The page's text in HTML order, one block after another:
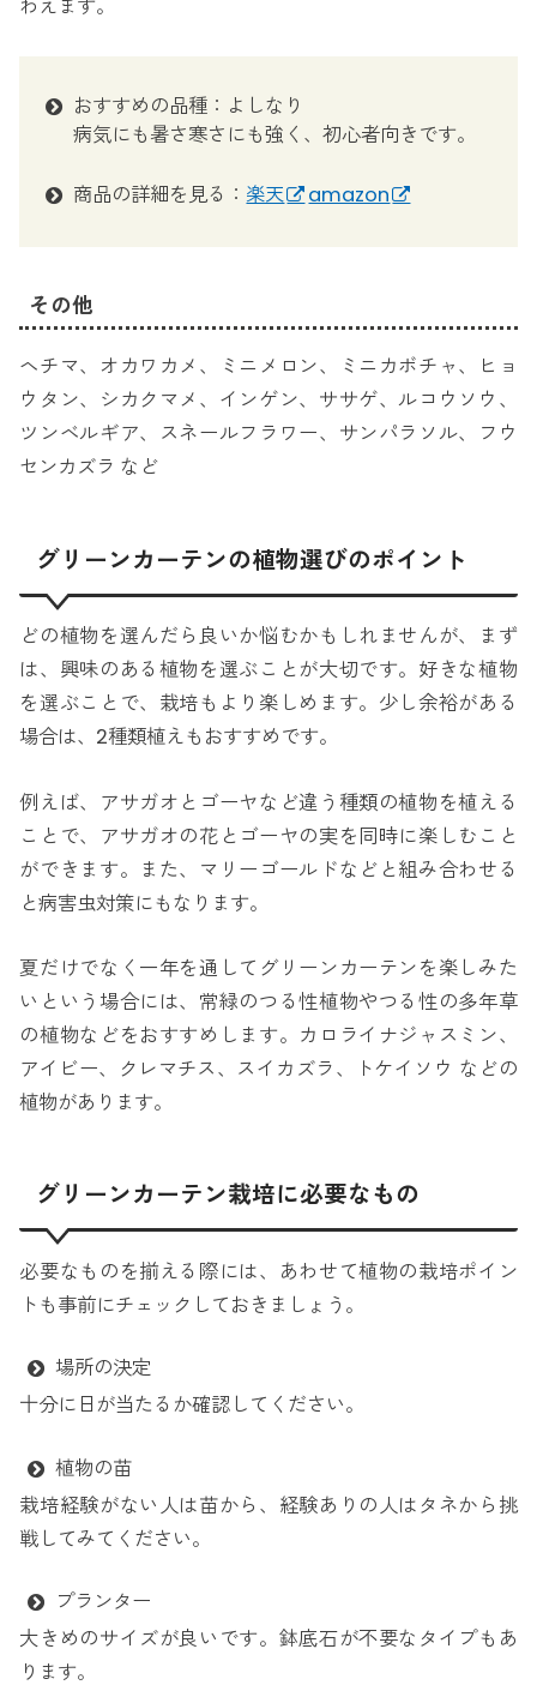
わえます。
おすすめの品種：よしなり
病気にも暑さ寒さにも強く、初心者向きです。
商品の詳細を見る： 楽天 amazon
その他
ヘチマ、オカワカメ、ミニメロン、ミニカボチャ、ヒョ
ウタン、シカクマメ、インゲン、ササゲ、ルコウソウ、
ツンベルギア、スネールフラワー、サンパラソル、フウ
センカズラ など
グリーンカーテンの植物選びのポイント
どの植物を選んだら良いか悩むかもしれませんが、まず
は、興味のある植物を選ぶことが大切です。好きな植物
を選ぶことで、栽培もより楽しめます。少し余裕がある
場合は、2種類植えもおすすめです。
例えば、アサガオとゴーヤなど違う種類の植物を植える
ことで、アサガオの花とゴーヤの実を同時に楽しむこと
ができます。また、マリーゴールドなどと組み合わせる
と病害虫対策にもなります。
夏だけでなく一年を通してグリーンカーテンを楽しみた
いという場合には、常緑のつる性植物やつる性の多年草
の植物などをおすすめします。カロライナジャスミン、
アイビー、クレマチス、スイカズラ、トケイソウ などの
植物があります。
グリーンカーテン栽培に必要なもの
必要なものを揃える際には、あわせて植物の栽培ポイン
トも事前にチェックしておきましょう。
場所の決定
十分に日が当たるか確認してください。
植物の苗
栽培経験がない人は苗から、経験ありの人はタネから挑
戦してみてください。
プランター
大きめのサイズが良いです。鉢底石が不要なタイプもあ
ります。